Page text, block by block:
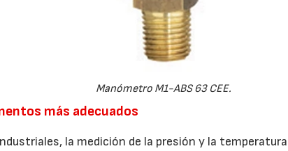
Manómetro M1-ABS 63 CEE.
más adecuados
la medición de la presión y la